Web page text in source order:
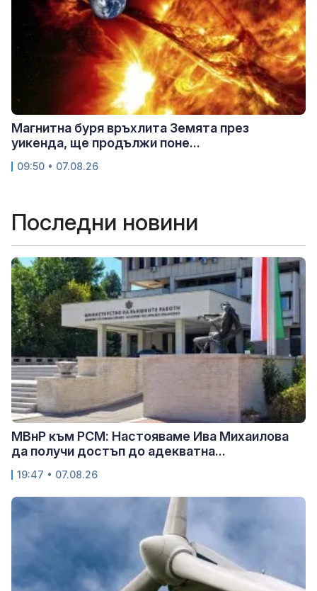
Магнитна буря връхлита Земята през
уикенда, ще продължи поне...
09:50 • 07.08.26
Последни новини
МВнР към РСМ: Настояваме Ива Михаилова
да получи достъп до адекватна...
19:47 • 07.08.26